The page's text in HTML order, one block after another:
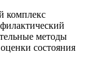
комплекс
методы
состояния